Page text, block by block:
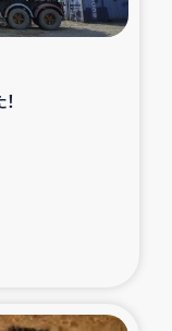
・越冬支援
支援事業